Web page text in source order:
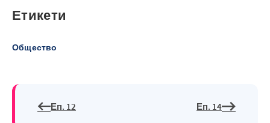
Етикети
Общество
Еп. 12 Еп. 14